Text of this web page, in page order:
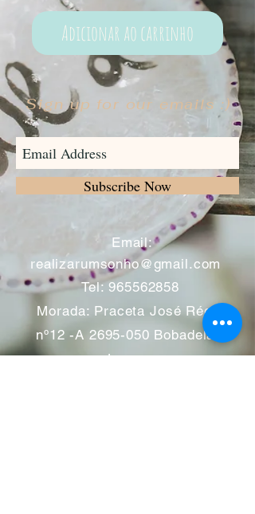
Adicionar ao carrinho
Sign up for our emails :)
Subscribe Now
Email:
realizarumsonho@gmail.com
Tel: 965562858
Morada: Praceta José Régio
nº12 -A 2695-050 Bobadela -
Loures